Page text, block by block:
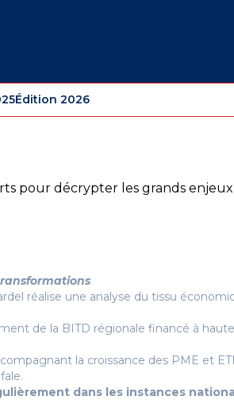
Édition 2026
pour décrypter les grands enjeux
réalise une analyse du tissu
de la BITD régionale financé à
la croissance des PME et
dans les instances